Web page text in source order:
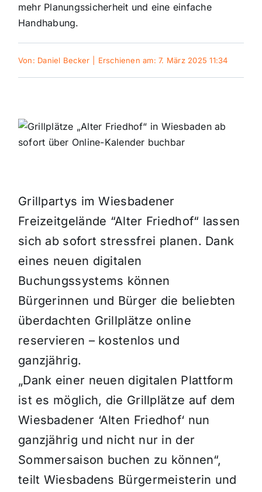
Panorama
Mein Stadtteil
Verkehrsmeldungen
mehr Planungssicherheit und eine einfache
Handhabung.
Von: Daniel Becker Erschienen am: 7. März 2025 11:34
Grillpartys im Wiesbadener
Freizeitgelände “Alter Friedhof“ lassen
sich ab sofort stressfrei planen. Dank
eines neuen digitalen
Buchungssystems können
Bürgerinnen und Bürger die beliebten
überdachten Grillplätze online
reservieren – kostenlos und
ganzjährig.
„Dank einer neuen digitalen Plattform
ist es möglich, die Grillplätze auf dem
Wiesbadener ‘Alten Friedhof‘ nun
ganzjährig und nicht nur in der
Sommersaison buchen zu können“,
teilt Wiesbadens Bürgermeisterin und